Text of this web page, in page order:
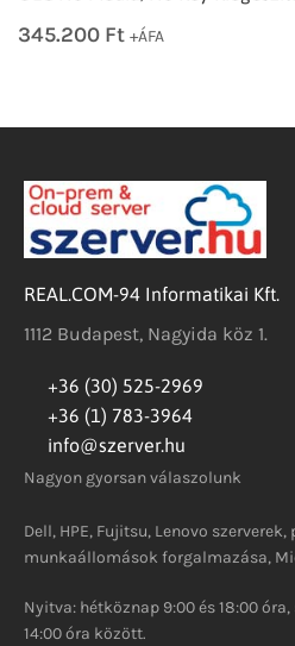
345.200 Ft +ÁFA
REAL.COM-94 Informatikai Kft.
1112 Budapest, Nagyida köz 1.
+36 (30) 525-2969
+36 (1) 783-3964
info@szerver.hu
Nagyon gyorsan válaszolunk
Dell, HPE, Fujitsu, Lenovo
munkaállomások forgalmazása,
Nyitva: hétköznap 9:00 és 18:00
14:00 óra között.